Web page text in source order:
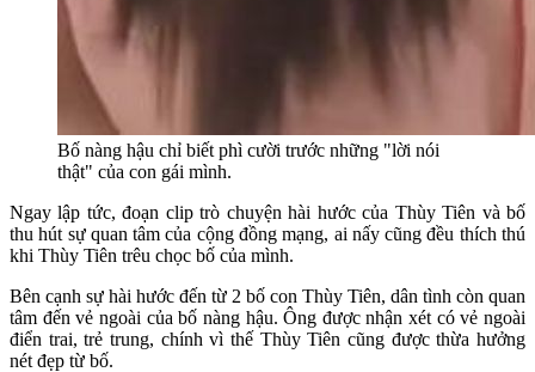
Bố nàng hậu chỉ biết phì cười trước những "lời nói
thật" của con gái mình.
Ngay lập tức, đoạn clip trò chuyện hài hước của Thùy Tiên và bố
thu hút sự quan tâm của cộng đồng mạng, ai nấy cũng đều thích thú
khi Thùy Tiên trêu chọc bố của mình.
Bên cạnh sự hài hước đến từ 2 bố con Thùy Tiên, dân tình còn quan
tâm đến vẻ ngoài của bố nàng hậu. Ông được nhận xét có vẻ ngoài
điển trai, trẻ trung, chính vì thế Thùy Tiên cũng được thừa hưởng
nét đẹp từ bố.